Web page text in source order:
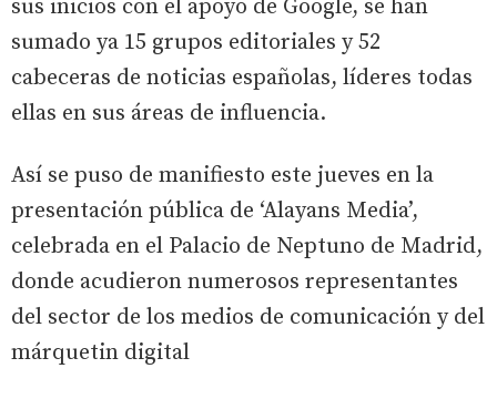
sus inicios con el apoyo de Google, se han
sumado ya 15 grupos editoriales y 52
cabeceras de noticias españolas, líderes todas
ellas en sus áreas de influencia.
Así se puso de manifiesto este jueves en la
presentación pública de ‘Alayans Media’,
celebrada en el Palacio de Neptuno de Madrid,
donde acudieron numerosos representantes
del sector de los medios de comunicación y del
márquetin digital